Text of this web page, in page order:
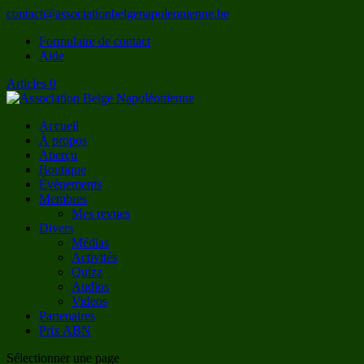
contact@associationbelgenapoleonienne.be
Formulaire de contact
Aide
Articles 0
Accueil
À propos
Aperçu
Boutique
Évènements
Membres
Mes revues
Divers
Médias
Activités
Quizz
Audios
Videos
Partenaires
Prix ABN
Sélectionner une page